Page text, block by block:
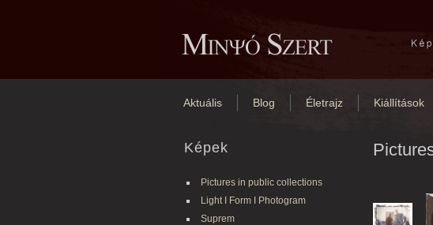
Aktuális Blog Életrajz Kiállítások
Képek
Pictures in public collections
Light I Form I Photogram
Suprem